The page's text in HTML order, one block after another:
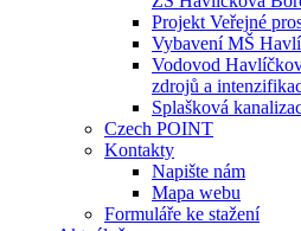
Projekt Veřejné
Vybavení MŠ
Vodovod
zdrojů a
Splašková
Czech POINT
Kontakty
Napište nám
Mapa webu
Formuláře ke stažení